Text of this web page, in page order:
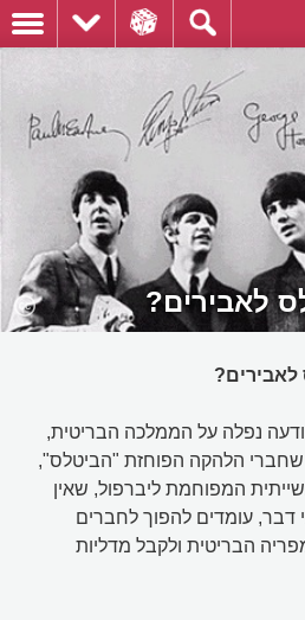
לאבירים?
לאבירים?
1965, כשההודעה נפלה על הממלכה הבריטית,
הלהקה הפוחזת "הביטלס",
המפוחמת ליברפול, שאין
דבר, עומדים להפוך לחברים
הבריטית ולקבל מדליות